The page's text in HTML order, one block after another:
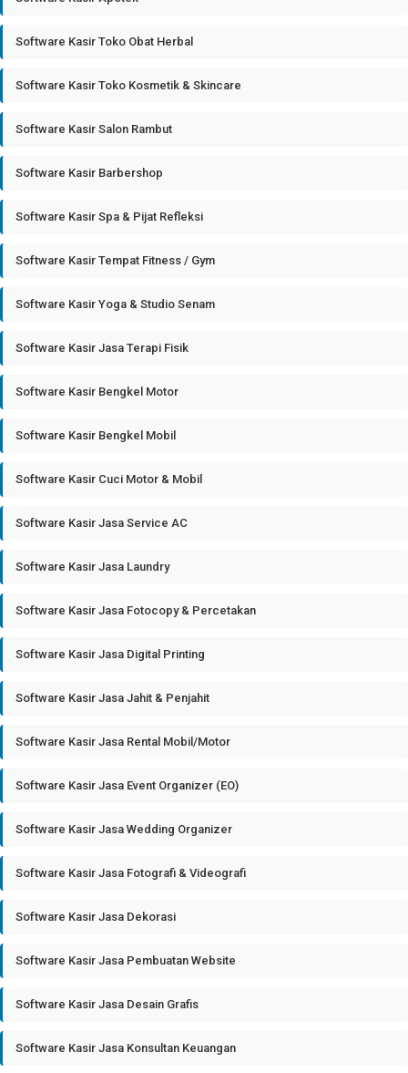
Software Kasir Toko Obat Herbal
Software Kasir Toko Kosmetik & Skincare
Software Kasir Salon Rambut
Software Kasir Barbershop
Software Kasir Spa & Pijat Refleksi
Software Kasir Tempat Fitness / Gym
Software Kasir Yoga & Studio Senam
Software Kasir Jasa Terapi Fisik
Software Kasir Bengkel Motor
Software Kasir Bengkel Mobil
Software Kasir Cuci Motor & Mobil
Software Kasir Jasa Service AC
Software Kasir Jasa Laundry
Software Kasir Jasa Fotocopy & Percetakan
Software Kasir Jasa Digital Printing
Software Kasir Jasa Jahit & Penjahit
Software Kasir Jasa Rental Mobil/Motor
Software Kasir Jasa Event Organizer (EO)
Software Kasir Jasa Wedding Organizer
Software Kasir Jasa Fotografi & Videografi
Software Kasir Jasa Dekorasi
Software Kasir Jasa Pembuatan Website
Software Kasir Jasa Desain Grafis
Software Kasir Jasa Konsultan Keuangan